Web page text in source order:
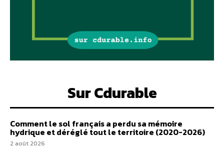
Sur Cdurable
Comment le sol français a perdu sa mémoire
hydrique et déréglé tout le territoire (2020-2026)
2 août 2026